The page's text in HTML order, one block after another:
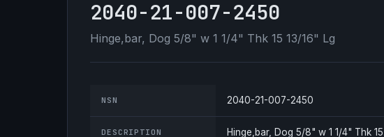
2040-21-007-2450
Hinge,bar, Dog 5/8" w 1 1/4" Thk 15 13/16" Lg
NSN 2040-21-007-2450
DESCRIPTION Hinge,bar, Dog 5/8" w 1 1/4" Thk